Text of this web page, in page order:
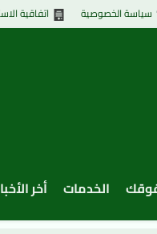
سياسة الخصوصية اتفاقية
الخدمات أخر